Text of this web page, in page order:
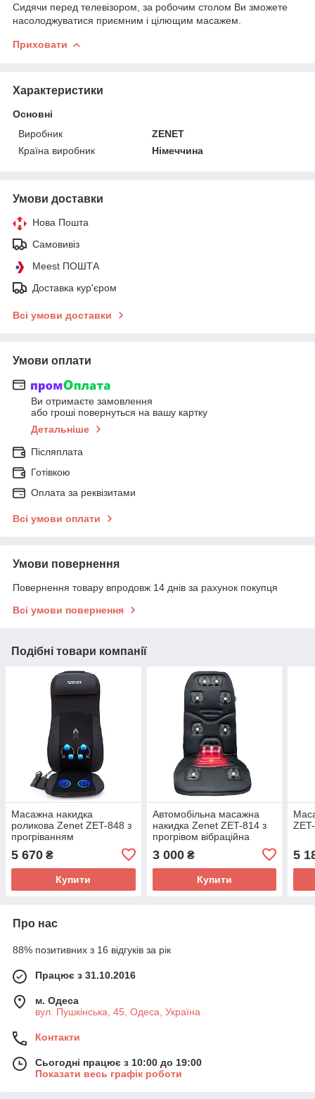
Сидячи перед телевізором, за робочим столом Ви зможете
насолоджуватися приємним і цілющим масажем.
Приховати
Характеристики
Основні
Виробник
ZENET
Країна виробник
Німеччина
Умови доставки
Нова Пошта
Самовивіз
Meest ПОШТА
Доставка кур'єром
Всі умови доставки
Умови оплати
Ви отримаєте замовлення
або гроші повернуться на вашу картку
Детальніше
Післяплата
Готівкою
Оплата за реквізитами
Всі умови оплати
Умови повернення
Повернення товару впродовж 14 днів за рахунок покупця
Всі умови повернення
Подібні товари компанії
Масажна накидка
роликова Zenet ZET-848 з
прогріванням
5 670 ₴
Купити
Автомобільна масажна
накидка Zenet ZET-814 з
прогрівом вібраційна
3 000₴
Купити
5
Про нас
88% позитивних з 16 відгуків за рік
Працює з 31.10.2016
м. Одеса
вул. Пушкінська, 45, Одеса, Україна
Контакти
Сьогодні працює з 10:00 до 19:00
Показати весь графік роботи